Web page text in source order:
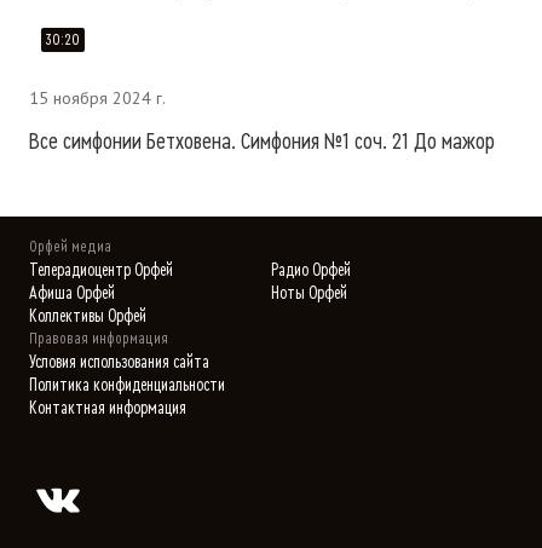
30:20
15 ноября 2024 г.
Все симфонии Бетховена. Симфония №1 соч. 21 До мажор
Орфей медиа
Телерадиоцентр Орфей
Радио Орфей
Афиша Орфей
Ноты Орфей
Коллективы Орфей
Правовая информация
Условия использования сайта
Политика конфиденциальности
Контактная информация